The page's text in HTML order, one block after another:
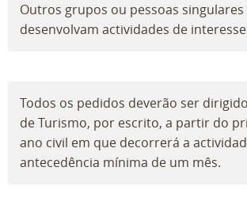
Outros grupos ou pessoas
desenvolvam actividades de
Todos os pedidos deverão ser
de Turismo, por escrito, a partir do
ano civil em que decorrerá a
antecedência mínima de um mês.